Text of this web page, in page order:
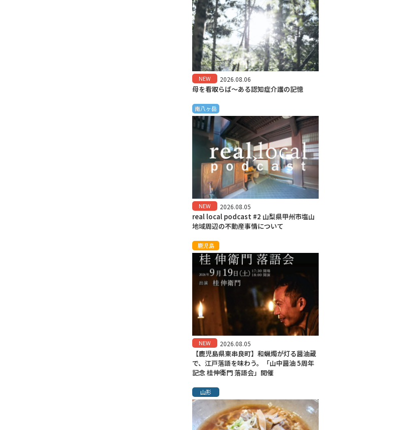
NEW 2026.08.06
母を看取らば～ある認知症介護の記憶
南八ヶ岳
NEW 2026.08.05
real local podcast #2 山梨県甲州市塩山
地域周辺の不動産事情について
鹿児島
NEW 2026.08.05
【鹿児島県東串良町】和蝋燭が灯る醤油蔵
で、江戸落語を味わう。「山中醤油 5周年
記念 桂伸衛門 落語会」開催
山形